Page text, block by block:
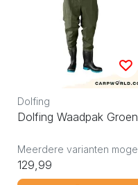
Dolfing
Dolfing Waadpak Groen
129,99